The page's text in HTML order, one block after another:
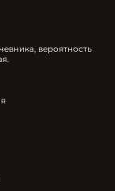
вероятность